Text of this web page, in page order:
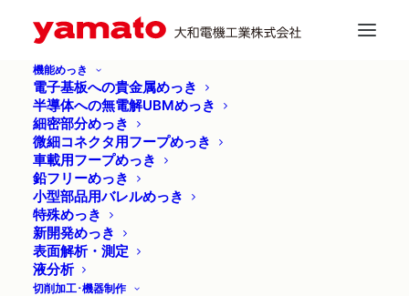
機能めっき
電子基板への貴金属めっき
半導体への無電解UBMめっき
細密部分めっき
微細コネクタ用フープめっき
車載用フープめっき
鉛フリーめっき
小型部品用バレルめっき
特殊めっき
新開発めっき
表面解析・測定
液分析
切削加工･機器制作